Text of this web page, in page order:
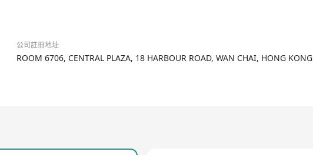
公司註冊地址
ROOM 6706, CENTRAL PLAZA, 18 HARBOUR ROAD, WAN CHAI, HONG KONG